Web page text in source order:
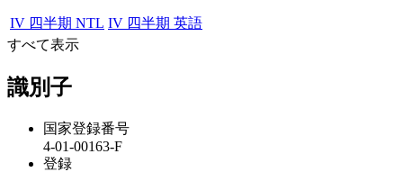
IV 四半期 NTL IV 四半期 英語
すべて表示
識別子
国家登録番号
4-01-00163-F
登録